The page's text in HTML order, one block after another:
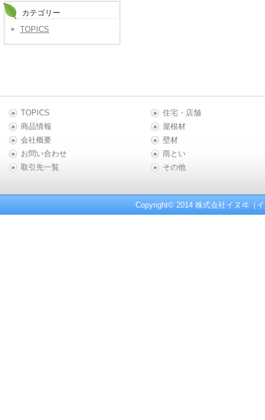
カテゴリー
TOPICS
TOPICS
商品情報
会社概要
お問い合わせ
取引先一覧
住宅・店舗
屋根材
壁材
雨とい
その他
Copyright© 2014 株式会社イヌヰ（